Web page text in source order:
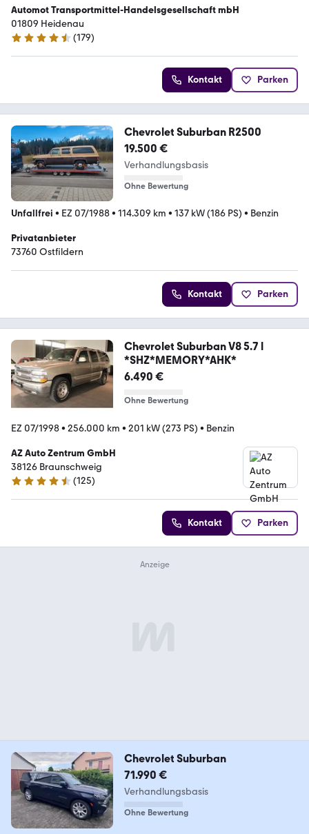
Automot Transportmittel-Handelsgesellschaft mbH
01809 Heidenau
4.6 Sterne
(179)
Kontakt Parken
Chevrolet Suburban R2500
19.500 €
Verhandlungsbasis
Ohne Bewertung
Unfallfrei • EZ 07/1988• 114.309 km • 137 kW (186 PS) • Benzin
Privatanbieter
73760 Ostfildern
Kontakt Parken
Chevrolet Suburban V8 5.7 l
*SHZ*MEMORY*AHK*
6.490 €
Ohne Bewertung
EZ 07/1998• 256.000 km • 201 kW (273 PS) • Benzin
AZ Auto Zentrum GmbH
38126 Braunschweig
4.3 Sterne
(125)
Kontakt Parken
Chevrolet Suburban
71.990 €
Verhandlungsbasis
Ohne Bewertung